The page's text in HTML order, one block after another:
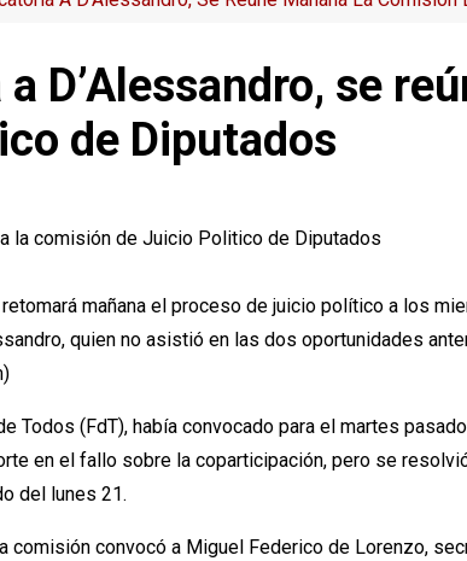
D’Alessandro, se
de Diputados
mañana el proceso de juicio político a los
quien no asistió en las dos oportunidades
Todos (FdT), había convocado para el martes
en el fallo sobre la coparticipación, pero se
del lunes 21.
comisión convocó a Miguel Federico de Lorenzo,